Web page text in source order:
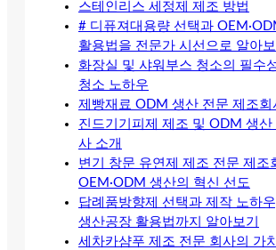
스테인리스 세정제 제조 방법
# 디퓨져대용량 선택과
활용법을 전문가 시선으로 알아보
화장실 및 샤워부스 청소의 필수
청소 노하우
제빵재료 ODM 생산 전문 제조회
진드기기피제 제조 및 ODM 생산
사 소개
변기 창문 유연제 제조 전문 제조
OEM·ODM 생산의 혁신 선도
답례품방향제 선택과 제작 노하
생산공장 활용법까지 알아보기
세차카샴푸 제조 전문 회사의 가